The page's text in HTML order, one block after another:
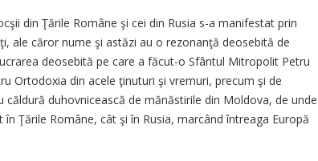
din Ţările Române şi cei din Rusia s-a manifestat prin
ale căror nume şi astăzi au o rezonanţă deosebită de
deosebită pe care a făcut-o Sfântul Mitropolit Petru
Ortodoxia din acele ţinuturi şi vremuri, precum şi de
duhovnicească de mănăstirile din Moldova, de unde
Ţările Române, cât şi în Rusia, marcând întreaga Europă